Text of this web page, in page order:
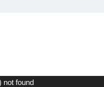
not found